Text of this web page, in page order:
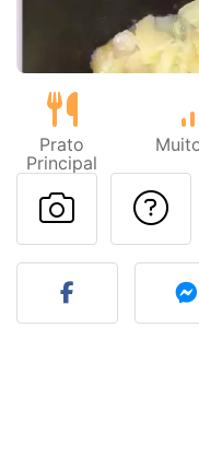
Prato
Principal
Fez